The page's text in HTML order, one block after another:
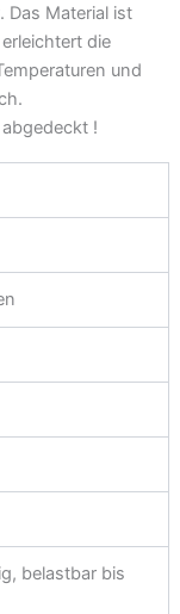
Das Material ist
die
und
!
belastbar bis